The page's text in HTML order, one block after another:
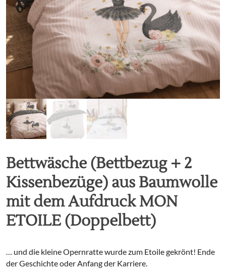
Bettwäsche (Bettbezug + 2
Kissenbezüge) aus Baumwolle
mit dem Aufdruck MON
ETOILE (Doppelbett)
… und die kleine Opernratte wurde zum Etoile gekrönt! Ende
der Geschichte oder Anfang der Karriere.